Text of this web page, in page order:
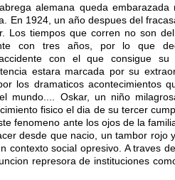
alemana queda embarazada
En 1924, un año despues del
Los tiempos que corren no son
con tres años, por lo que
con el que consigue su
estara marcada por su
los dramaticos acontecimientos
mundo.... Oskar, un niño
fisico el dia de su tercer
fenomeno ante los ojos de la
desde que nacio, un tambor rojo
contexto social opresivo. A traves
represora de instituciones